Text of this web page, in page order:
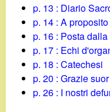
p. 13 : Diario
p. 14 : A
p. 16 : Posta
p. 17 : Echi
p. 18 : Catechesi
p. 20 : Grazie
p. 26 : I nostri